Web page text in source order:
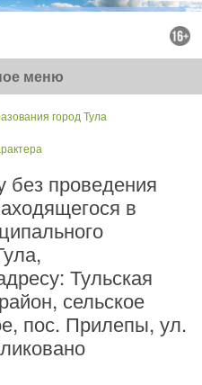
меню
город Тула
без проведения
в
Тульская
сельское
пос. Прилепы, ул.